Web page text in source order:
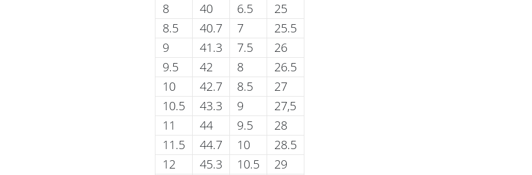
8
8.5
9
9.5
10
10.5
11
11.5
12
40
40.7
41.3
42
42.7
43.3
44
44.7
45.3
6.5
7
7.5
8
8.5
9
9.5
10
10.5
25
25.5
26
26.5
27
27,5
28
28.5
29